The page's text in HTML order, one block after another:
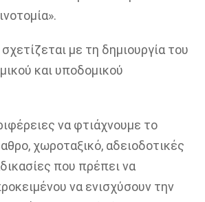
με τη δημιουργία του
και υποδομικού
να φτιάχνουμε το
χωροταξικό, αδειοδοτικές
που πρέπει να
να ενισχύσουν την